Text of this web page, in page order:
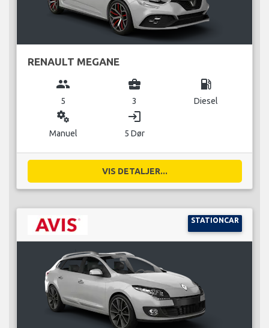
RENAULT MEGANE
group
5
business_center
3
local_gas_station
Diesel
miscellaneous_services
Manuel
login
5 Dør
VIS DETALJER...
STATIONCAR